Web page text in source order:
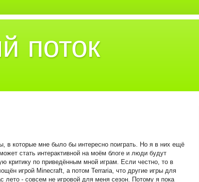
поток
в которые мне было бы интересно поиграть. Но я в них ещё
стать интерактивной на моём блоге и люди будут
критику по приведённым мной играм. Если честно, то в
игрой Minecraft, а потом Terraria, что другие игры для
лето - совсем не игровой для меня сезон. Потому я пока